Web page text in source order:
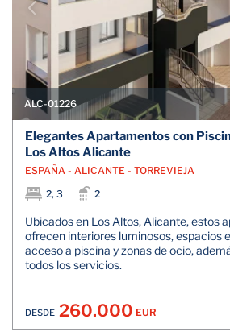
ALC-01226
Elegantes Apartamentos con
Los Altos Alicante
ESPAÑA - ALICANTE - TORREVIEJA
2, 3
2
Ubicados en Los Altos, Alicante, estos
ofrecen interiores luminosos, espacios
acceso a piscina y zonas de ocio,
todos los servicios.
DESDE 260.000 EUR